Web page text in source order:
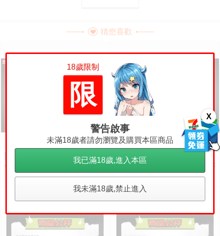
X
猜您喜歡
【台中金曜】27年3月 TAK
ARATOMY 變形金剛 MissingLink
D02 音波 聲波 動畫色 0828
售價 4630
訂金
【台中金曜】27年2月 TAK
ARATOMY 變形金剛 MissingLink
D01 音波 聲波 玩具色 0828
售價 5630
18歲限制
限
警告啟事
未滿18歲者請勿瀏覽及購買本區商品
我已滿18歲,進入本區
我未滿18歲,禁止進入